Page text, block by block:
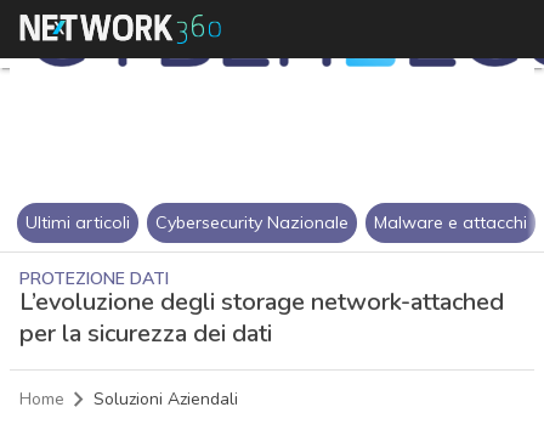
Ultimi articoli Cybersecurity Nazionale Malware e attacchi
PROTEZIONE DATI
L’evoluzione degli storage network-attached
per la sicurezza dei dati
Home Soluzioni Aziendali